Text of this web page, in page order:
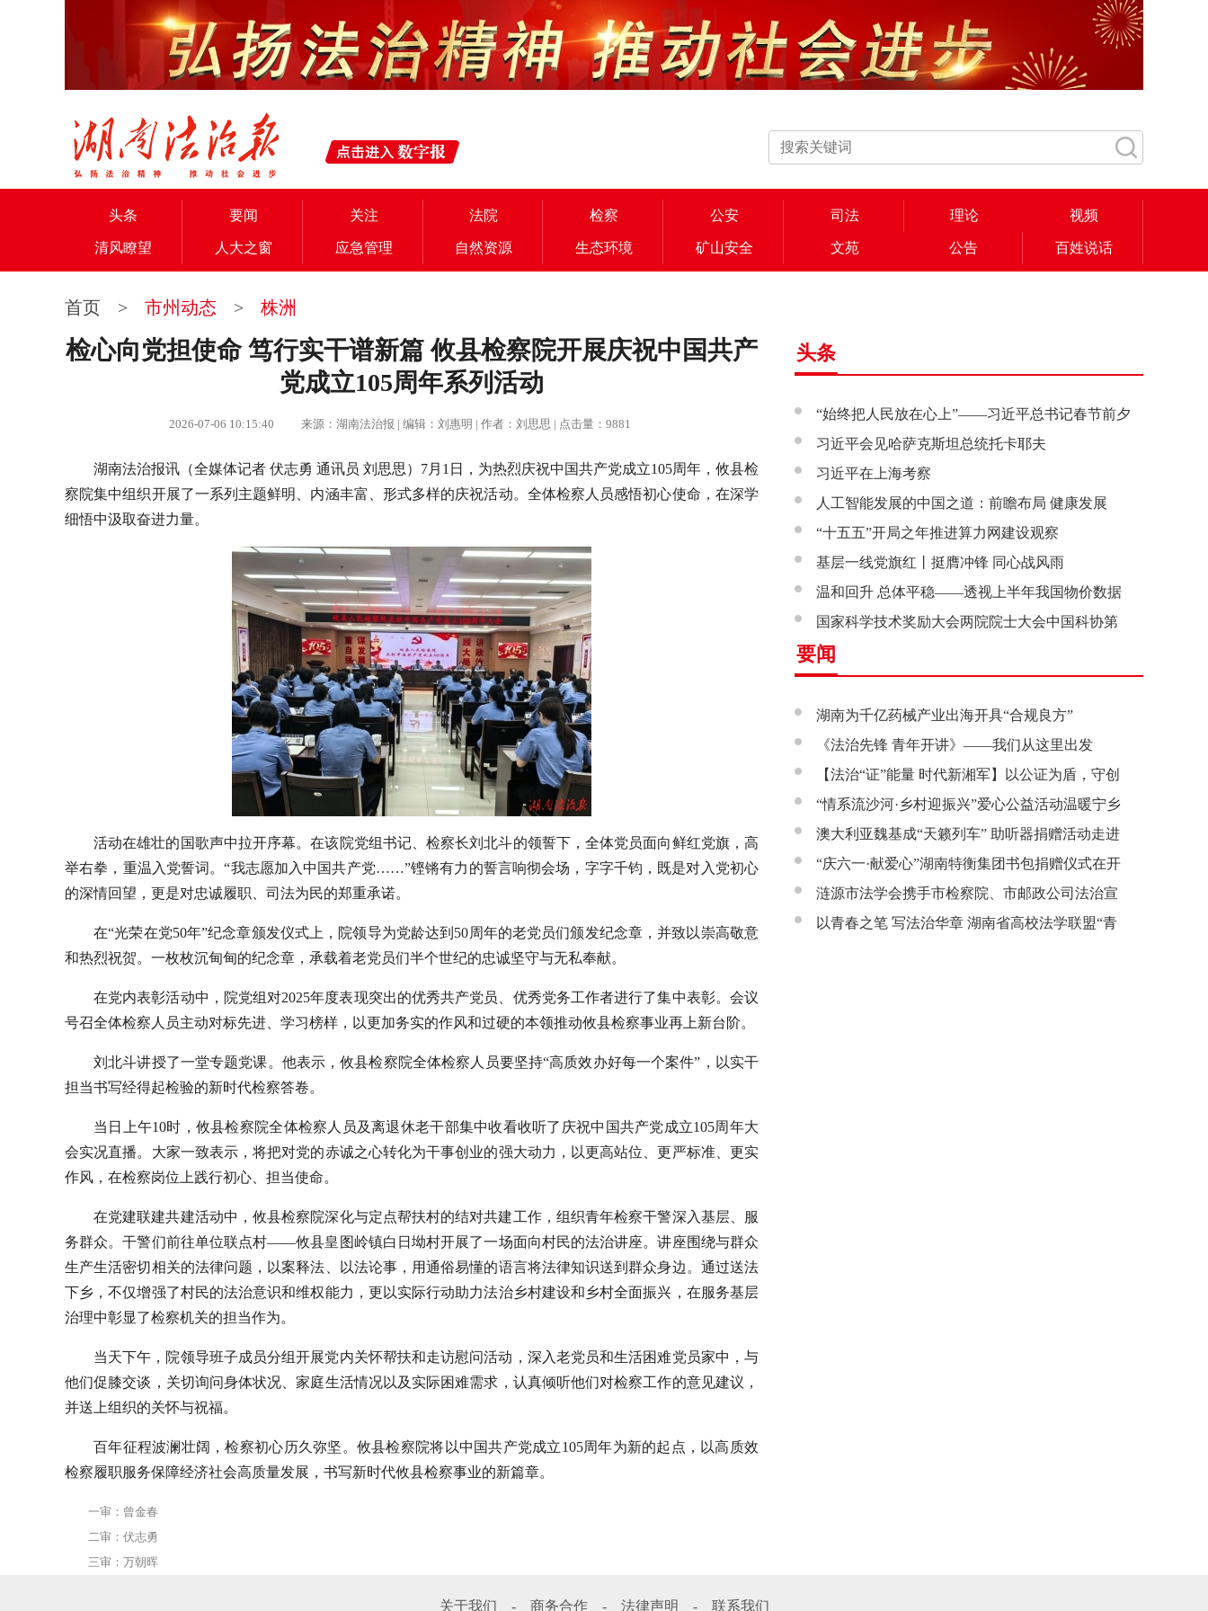
头条 要闻 关注 法院 检察 公安 司法 理论 视频
清风瞭望 人大之窗 应急管理 自然资源 生态环境 矿山安全 文苑 公告 百姓说话
首页 > 市州动态 > 株洲
检心向党担使命 笃行实干谱新篇 攸县检察院开展庆祝中国共产
党成立105周年系列活动
2026-07-06 10:15:40 来源：湖南法治报 | 编辑：刘惠明 | 作者：刘思思 | 点击量：9881
湖南法治报讯（全媒体记者 伏志勇 通讯员 刘思思）7月1日，为热烈庆祝中国共产党成立105周年，攸县检
察院集中组织开展了一系列主题鲜明、内涵丰富、形式多样的庆祝活动。全体检察人员感悟初心使命，在深学
细悟中汲取奋进力量。
活动在雄壮的国歌声中拉开序幕。在该院党组书记、检察长刘北斗的领誓下，全体党员面向鲜红党旗，高
举右拳，重温入党誓词。“我志愿加入中国共产党……”铿锵有力的誓言响彻会场，字字千钧，既是对入党初心
的深情回望，更是对忠诚履职、司法为民的郑重承诺。
在“光荣在党50年”纪念章颁发仪式上，院领导为党龄达到50周年的老党员们颁发纪念章，并致以崇高敬意
和热烈祝贺。一枚枚沉甸甸的纪念章，承载着老党员们半个世纪的忠诚坚守与无私奉献。
在党内表彰活动中，院党组对2025年度表现突出的优秀共产党员、优秀党务工作者进行了集中表彰。会议
号召全体检察人员主动对标先进、学习榜样，以更加务实的作风和过硬的本领推动攸县检察事业再上新台阶。
刘北斗讲授了一堂专题党课。他表示，攸县检察院全体检察人员要坚持“高质效办好每一个案件”，以实干
担当书写经得起检验的新时代检察答卷。
当日上午10时，攸县检察院全体检察人员及离退休老干部集中收看收听了庆祝中国共产党成立105周年大
会实况直播。大家一致表示，将把对党的赤诚之心转化为干事创业的强大动力，以更高站位、更严标准、更实
作风，在检察岗位上践行初心、担当使命。
在党建联建共建活动中，攸县检察院深化与定点帮扶村的结对共建工作，组织青年检察干警深入基层、服
务群众。干警们前往单位联点村——攸县皇图岭镇白日坳村开展了一场面向村民的法治讲座。讲座围绕与群众
生产生活密切相关的法律问题，以案释法、以法论事，用通俗易懂的语言将法律知识送到群众身边。通过送法
下乡，不仅增强了村民的法治意识和维权能力，更以实际行动助力法治乡村建设和乡村全面振兴，在服务基层
治理中彰显了检察机关的担当作为。
当天下午，院领导班子成员分组开展党内关怀帮扶和走访慰问活动，深入老党员和生活困难党员家中，与
他们促膝交谈，关切询问身体状况、家庭生活情况以及实际困难需求，认真倾听他们对检察工作的意见建议，
并送上组织的关怀与祝福。
百年征程波澜壮阔，检察初心历久弥坚。攸县检察院将以中国共产党成立105周年为新的起点，以高质效
检察履职服务保障经济社会高质量发展，书写新时代攸县检察事业的新篇章。
一审：曾金春
二审：伏志勇
三审：万朝晖
头条
“始终把人民放在心上”——习近平总书记春节前夕
赴辽宁看望慰问基层干部群众纪实
习近平会见哈萨克斯坦总统托卡耶夫
习近平在上海考察
人工智能发展的中国之道：前瞻布局 健康发展
“十五五”开局之年推进算力网建设观察
基层一线党旗红丨挺膺冲锋 同心战风雨
温和回升 总体平稳——透视上半年我国物价数据
国家科学技术奖励大会两院院士大会中国科协第
十一次全国代表大会在京召开
要闻
湖南为千亿药械产业出海开具“合规良方”
《法治先锋 青年开讲》——我们从这里出发
【法治“证”能量 时代新湘军】以公证为盾，守创
新之魂 湖南青年公证人为知识产权保护筑牢防线
“情系流沙河·乡村迎振兴”爱心公益活动温暖宁乡
市流沙河镇
澳大利亚魏基成“天籁列车” 助听器捐赠活动走进
开慧镇
“庆六一·献爱心”湖南特衡集团书包捐赠仪式在开
慧镇举行
涟源市法学会携手市检察院、市邮政公司法治宣
讲走进七星街镇仙洞中学
以青春之笔 写法治华章 湖南省高校法学联盟“青
关于我们 - 商务合作 - 法律声明 - 联系我们